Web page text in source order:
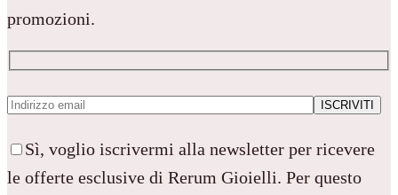
promozioni.
Sì, voglio iscrivermi alla newsletter per ricevere
le offerte esclusive di Rerum Gioielli. Per questo